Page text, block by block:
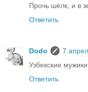
Прочь шёлк, и в
Ответить
Dodo
7
Узбекские
Ответить